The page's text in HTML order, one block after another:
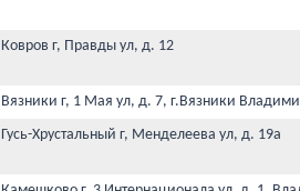
Ковров г, Правды ул, д. 12
Вязники г, 1 Мая ул, д. 7, г.Вязники
Гусь-Хрустальный г, Менделеева ул, д. 19а